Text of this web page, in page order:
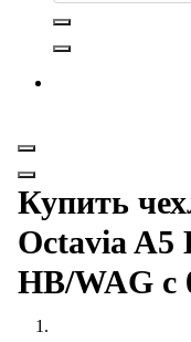
Купить
Octavia A5
HB/WAG с